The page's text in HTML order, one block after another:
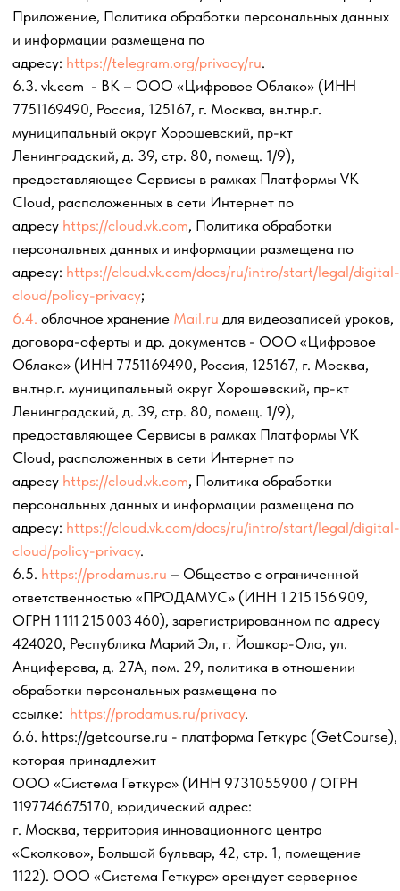
Оператор, выдавший соответствующее поручение
(согласие).
14. Сайт Оператора, указанный в п. 20 настоящего
Согласия, на котором размещены для всеобщего доступа
Оферта, Политика обработки персональных данных,
Согласие на обработку персональных данный, Согласие
на получение информационно-рекламной рассылки.
Электронная почта Оператора, указанная в п. 20
настоящего Согласия, для взаимодействия с Оператором,
в том числе для направления письменного заявления в
произвольной форме об отзыве Согласия на получение
информационно-рекламной рассылки/ электронных
сообщений различными способами.
15. Условия и запреты на обработку вышеуказанных
персональных данных (ч. 9 ст. 10.1 Федерального закона
от 27.07.2006 № 152-ФЗ «О персональных
данных»)Пользователем не установлены.
В случае, если Пользователь намерен установить условия
и запреты на обработку вышеуказанных персональных
данных, ему необходимо скачать настоящее Согласие для
того, чтобы заполнить бланк настоящего Согласия и
отметить знаком (а при необходимости дополнить
самостоятельно текстом) один из следующих вариантов:
£ устанавливаю запрет на передачу (кроме
предоставления доступа) этих данных оператором
неограниченному кругу лиц
£ устанавливаю запрет на обработку (кроме получения
доступа) этих данных неограниченным кругом лиц
£ устанавливаю условия обработки (кроме получения
доступа) этих данных неограниченным кругом лиц:
___________________________________________________________________.
Далее Пользователю необходимо заполненный бланк
настоящего Согласия направить по электронной почте
Оператора, указанной в п. 20 настоящего Согласия.
16. Условия, при которых полученные персональные
данные могут передаваться оператором только по его
внутренней сети, обеспечивающей доступ к информации
лишь для строго определенных сотрудников, либо с
использованием информационно-телекоммуникационных
сетей, либо без передачи полученных персональных
данных,Пользователем не установлены.
В случае, если Пользователь намерен установить условия
и запреты на обработку вышеуказанных персональных
данных, ему необходимо скачать настоящее Согласие для
того, чтобы заполнить бланк настоящего Согласия и
отметить знаком (а при необходимости дополнить
самостоятельно текстом):